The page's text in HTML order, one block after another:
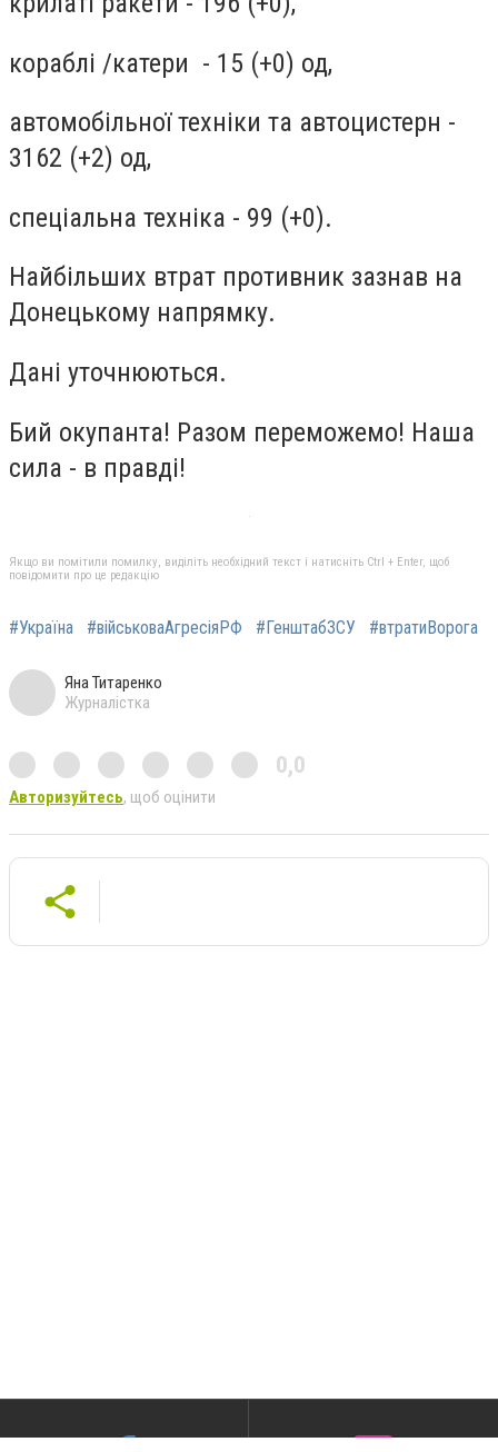
кораблі /катери - 15 (+0) од,
автомобільної техніки та автоцистерн -
3162 (+2) од,
спеціальна техніка - 99 (+0).
Найбільших втрат противник зазнав на
Донецькому напрямку.
Дані уточнюються.
Бий окупанта! Разом переможемо! Наша
сила - в правді!
Якщо ви помітили помилку, виділіть необхідний текст і натисніть Ctrl + Enter, щоб
повідомити про це редакцію
#Україна #військоваАгресіяРФ #ГенштабЗСУ #втратиВорога
Яна Титаренко
Журналістка
0,0
Авторизуйтесь, щоб оцінити